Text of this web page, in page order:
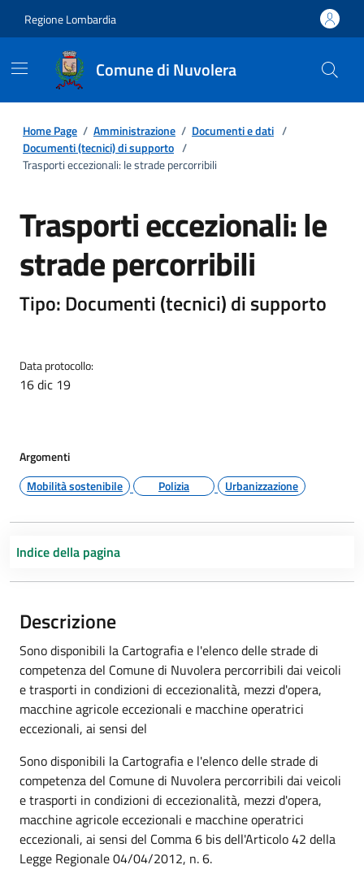
Regione Lombardia
Comune di Nuvolera
Home Page / Amministrazione / Documenti e dati /
Documenti (tecnici) di supporto /
Trasporti eccezionali: le strade percorribili
Trasporti eccezionali: le
strade percorribili
Tipo: Documenti (tecnici) di supporto
Data protocollo:
16 dic 19
Argomenti
Mobilità sostenibile
Polizia Urbanizzazione
Indice della pagina
Descrizione
Sono disponibili la Cartografia e l'elenco delle strade di
competenza del Comune di Nuvolera percorribili dai veicoli
e trasporti in condizioni di eccezionalità, mezzi d'opera,
macchine agricole eccezionali e macchine operatrici
eccezionali, ai sensi del
Sono disponibili la Cartografia e l'elenco delle strade di
competenza del Comune di Nuvolera percorribili dai veicoli
e trasporti in condizioni di eccezionalità, mezzi d'opera,
macchine agricole eccezionali e macchine operatrici
eccezionali, ai sensi del Comma 6 bis dell'Articolo 42 della
Legge Regionale 04/04/2012, n. 6.